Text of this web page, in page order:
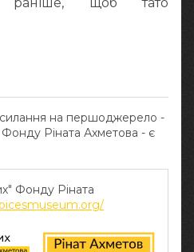
раніше, щоб тато
на першоджерело -
Ріната Ахметова - є
Фонду Ріната